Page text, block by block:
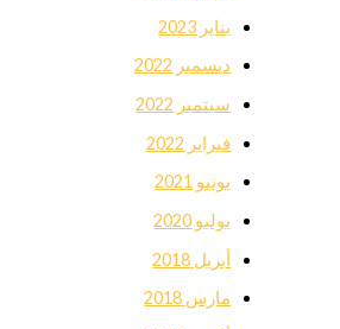
يناير 2023
ديسمبر 2022
سبتمبر 2022
فبراير 2022
يونيو 2021
يوليو 2020
أبريل 2018
مارس 2018